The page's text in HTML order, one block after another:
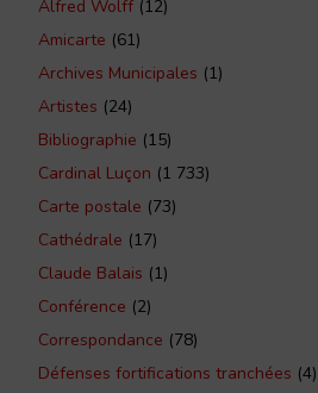
Alfred Wolff (12)
Amicarte (61)
Archives Municipales (1)
Artistes (24)
Bibliographie (15)
Cardinal Luçon (1 733)
Carte postale (73)
Cathédrale (17)
Claude Balais (1)
Conférence (2)
Correspondance (78)
Défenses fortifications tranchées (4)